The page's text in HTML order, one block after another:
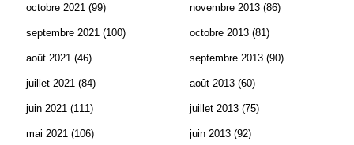
octobre 2021 (99)
septembre 2021 (100)
août 2021 (46)
juillet 2021 (84)
juin 2021 (111)
mai 2021 (106)
novembre 2013 (86)
octobre 2013 (81)
septembre 2013 (90)
août 2013 (60)
juillet 2013 (75)
juin 2013 (92)